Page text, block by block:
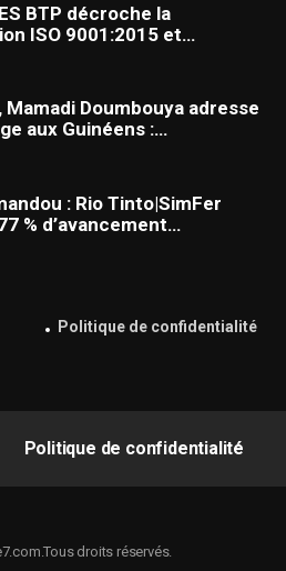
BTP décroche la
ISO 9001:2015 et…
Mamadi Doumbouya adresse
aux Guinéens :…
: Rio Tinto|SimFer
% d’avancement…
Politique de confidentialité
Politique de confidentialité
droits réservés.